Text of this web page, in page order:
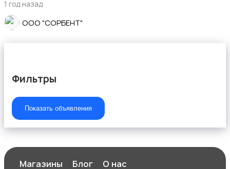
1 год назад
ООО "СОРБЕНТ"
Фильтры
Показать объявления
Магазины Блог
О нас